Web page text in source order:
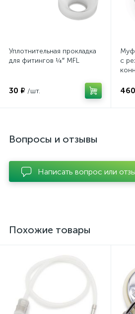
Уплотнительная прокладка
для фитингов ¼″ MFL
30 ₽ /шт.
с
Вопросы и отзывы
Написать вопрос или
Похожие товары